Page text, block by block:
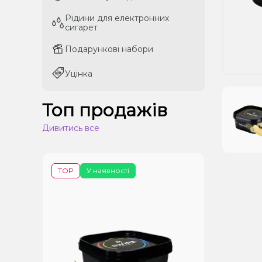
Рідини для електронних
сигарет
Подарункові набори
Уцінка
Рідини для електронних
сигарет
Подарункові набори
Уцінка
Топ продажів
Дивитись все
У наявності
TOP